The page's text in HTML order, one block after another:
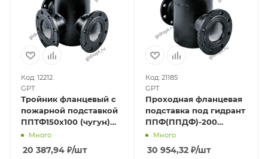
Код: 12212
GPT
Тройник фланцевый с
пожарной подставкой
ППТФ150х100 (чугун)
Ру10/16
Много
20 387,94 ₽/шт
Код: 21185
GPT
Проходная фланцевая
подставка под гидрант
ППФ(ППДФ)-200
Много
30 954,32₽/шт